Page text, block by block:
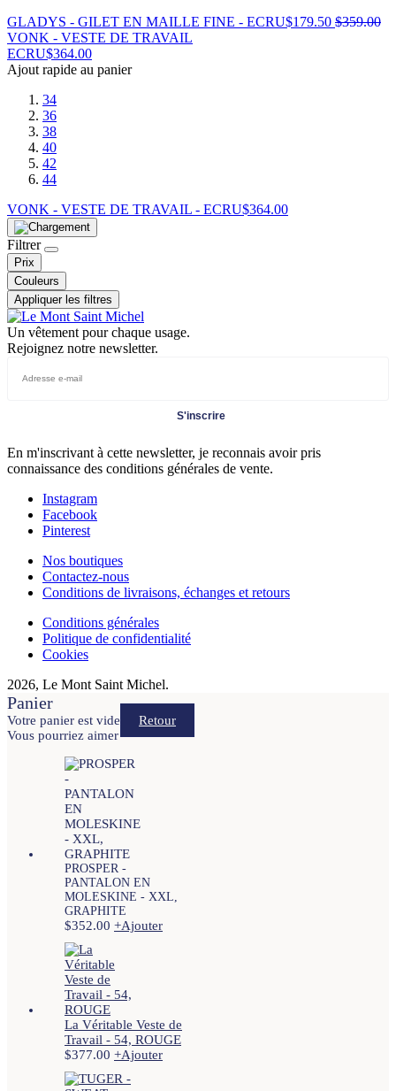
GLADYS - GILET EN MAILLE FINE - ECRU$179.50 $359.00
VONK - VESTE DE TRAVAIL
ECRU$364.00
Ajout rapide au panier
34
36
38
40
42
44
VONK - VESTE DE TRAVAIL - ECRU$364.00
Filtrer
Prix
Couleurs
Appliquer les filtres
Un vêtement pour chaque usage.
Rejoignez notre newsletter.
S'inscrire
En m'inscrivant à cette newsletter, je reconnais avoir pris
connaissance des conditions générales de vente.
Instagram
Facebook
Pinterest
Nos boutiques
Contactez-nous
Conditions de livraisons, échanges et retours
Conditions générales
Politique de confidentialité
Cookies
2026, Le Mont Saint Michel.
Panier
Votre panier est vide
Retour
Vous pourriez aimer
PROSPER -
PANTALON EN
MOLESKINE - XXL,
GRAPHITE
$352.00 +Ajouter
La Véritable Veste de
Travail - 54, ROUGE
$377.00 +Ajouter